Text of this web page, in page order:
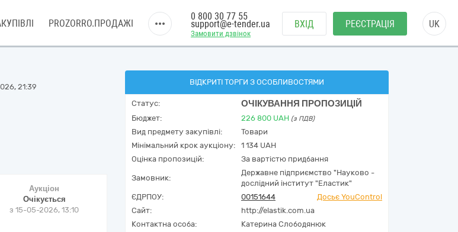
PROZORRO.ПРОДАЖІ
Замовити дзвінок
0 800 30 77 55
support@e-tender.ua ВХІД РЕЄСТРАЦІЯ UK
21:39
Аукціон
Очікується
з15-05-2026, 13:10
ВІДКРИТІ ТОРГИ З ОСОБЛИВОСТЯМИ
Статус: ОЧІКУВАННЯ ПРОПОЗИЦІЙ
Бюджет: 226 800 UAH (з ПДВ)
Вид предмету закупівлі:
Товари
Мінімальний крок аукціону:
1 134 UAH
Оцінка пропозицій:
За вартістю придбання
Замовник:
Державне підприємство "Науково -
дослідний інститут "Еластик"
ЄДРПОУ:
00151644
Досьє YouControl
Сайт:
http://elastik.com.ua
Контактна особа:
Катерина Слободянюк